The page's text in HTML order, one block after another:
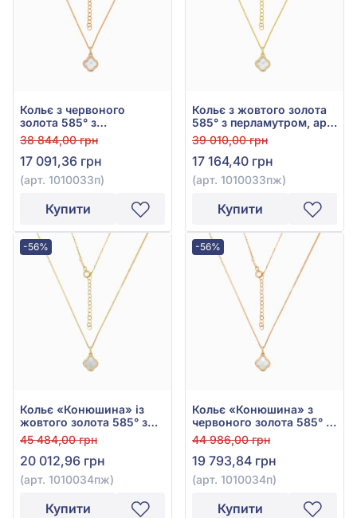
Кольє з червоного
золота 585° з
перламутром, арт.
1010033п
38 844,00 грн
17 091,36 грн
(арт. 1010033п)
Купити
Кольє з жовтого золота
585° з перламутром, арт.
1010033пж
39 010,00 грн
17 164,40 грн
(арт. 1010033пж)
Купити
-56%
Кольє «Конюшина» із
жовтого золота 585° з
перламутром, арт.
1010034пж
45 484,00 грн
20 012,96 грн
(арт. 1010034пж)
Купити
-56%
Кольє «Конюшина» з
червоного золота 585° з
перламутром, арт.
1010034п
44 986,00 грн
19 793,84 грн
(арт. 1010034п)
Купити